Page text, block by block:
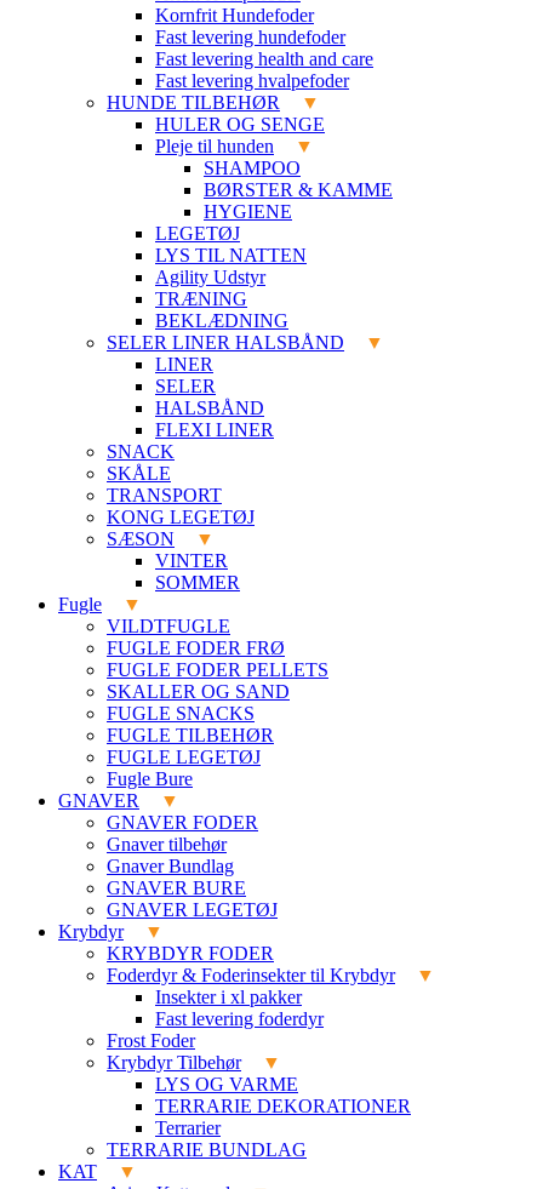
Kornfrit Hundefoder
Fast levering hundefoder
Fast levering health and care
Fast levering hvalpefoder
HUNDE TILBEHØR
HULER OG SENGE
Pleje til hunden
SHAMPOO
BØRSTER & KAMME
HYGIENE
LEGETØJ
LYS TIL NATTEN
Agility Udstyr
TRÆNING
BEKLÆDNING
SELER LINER HALSBÅND
LINER
SELER
HALSBÅND
FLEXI LINER
SNACK
SKÅLE
TRANSPORT
KONG LEGETØJ
SÆSON
VINTER
SOMMER
Fugle
VILDTFUGLE
FUGLE FODER FRØ
FUGLE FODER PELLETS
SKALLER OG SAND
FUGLE SNACKS
FUGLE TILBEHØR
FUGLE LEGETØJ
Fugle Bure
GNAVER
GNAVER FODER
Gnaver tilbehør
Gnaver Bundlag
GNAVER BURE
GNAVER LEGETØJ
Krybdyr
KRYBDYR FODER
Foderdyr & Foderinsekter til Krybdyr
Insekter i xl pakker
Fast levering foderdyr
Frost Foder
Krybdyr Tilbehør
LYS OG VARME
TERRARIE DEKORATIONER
Terrarier
TERRARIE BUNDLAG
KAT